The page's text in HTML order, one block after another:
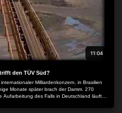
Webseite auf die Schaltfläche
11:04
den TÜV Süd?
Milliardenkonzern, in Brasilien
Monate später brach der Damm. 270
Aufarbeitung des Falls in Deutschland läuft